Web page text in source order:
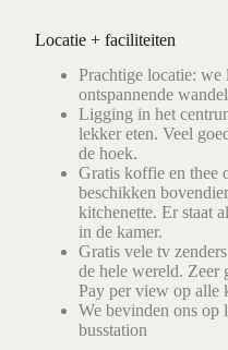
Locatie + faciliteiten
Prachtige locatie: we
ontspannende
Ligging in het
lekker eten. Veel
de hoek.
Gratis koffie en thee
beschikken
kitchenette. Er staat
in de kamer.
Gratis vele tv
de hele wereld. Zeer
Pay per view op alle
We bevinden ons op
busstation